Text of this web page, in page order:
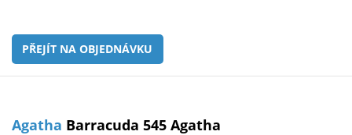
PŘEJÍT NA OBJEDNÁVKU
Agatha Barracuda 545 Agatha